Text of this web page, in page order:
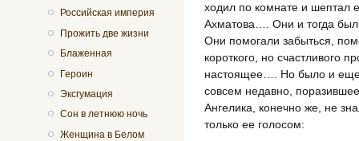
Российская империя
Прожить две жизни
Блаженная
Героин
Эксгумация
Сон в летнюю ночь
Женщина в Белом
ходил по комнате и шептал
Ахматова…. Они и тогда
Они помогали забыться,
короткого, но счастливого
настоящее…. Но было и еще
совсем недавно,
Ангелика, конечно же, не
только ее голосом: